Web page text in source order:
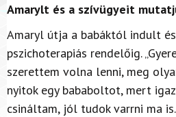
Amarylt és a szívügyeit
Amaryl útja a babáktól indult
pszichoterapiás rendelőig.„
szerettem volna lenni, meg
nyitok egy bababoltot, mert
csináltam, jól tudok varrni ma